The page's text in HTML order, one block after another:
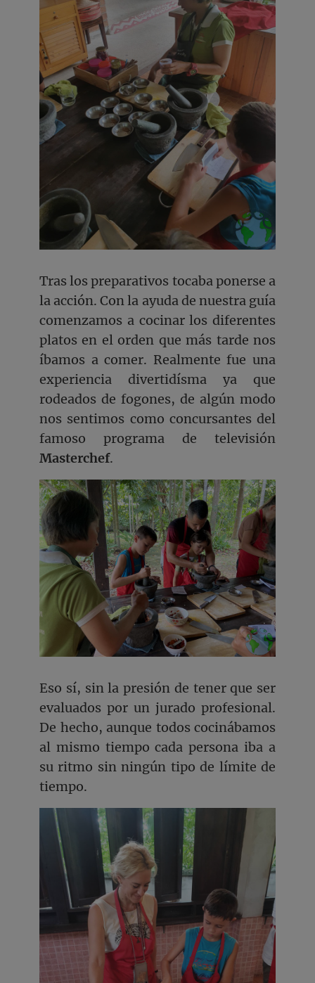
Tras los preparativos tocaba ponerse a
la acción. Con la ayuda de nuestra guía
comenzamos a cocinar los diferentes
platos en el orden que más tarde nos
íbamos a comer. Realmente fue una
experiencia divertidísma ya que
rodeados de fogones, de algún modo
nos sentimos como concursantes del
famoso programa de televisión
Masterchef.
Eso sí, sin la presión de tener que ser
evaluados por un jurado profesional.
De hecho, aunque todos cocinábamos
al mismo tiempo cada persona iba a
su ritmo sin ningún tipo de límite de
tiempo.